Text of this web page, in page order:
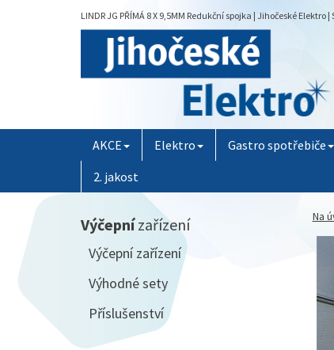
LINDR JG PŘÍMÁ 8 X 9,5MM Redukční spojka | Jihočeské
AKCE Elektro Gastro spotřebiče
2. jakost
Na
Výčepnízařízení
Výčepní zařízení
Výhodné sety
Příslušenství